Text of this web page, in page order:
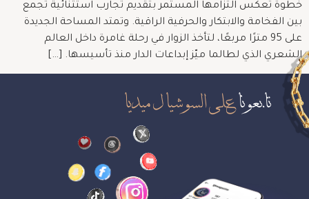
خطوة تعكس التزامها المستمر بتقديم تجارب استثنائية تجمع
بين الفخامة والابتكار والحرفية الراقية. وتمتد المساحة الجديدة
على 95 مترًا مربعًا، لتأخذ الزوار في رحلة غامرة داخل العالم
الشعري الذي لطالما ميّز إبداعات الدار منذ تأسيسها. […]
تابعوناعلى السوشيال ميديا